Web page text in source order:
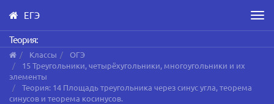
Skip
to
main
content
ЕГЭ
Теория:
Классы
ОГЭ
15 Треугольники, четырёхугольники, многоугольники и их
элементы
Теория: 14 Площадь треугольника через синус угла, теорема
синусов и теорема косинусов.